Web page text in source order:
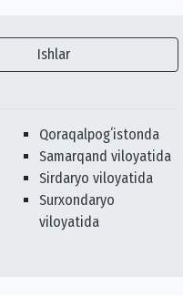
Ishlar
Qoraqalpogʻistonda
Samarqand viloyatida
Sirdaryo viloyatida
Surxondaryo
viloyatida